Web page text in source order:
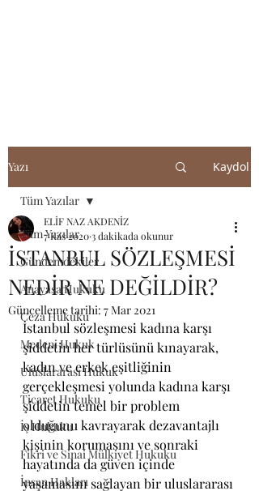
Yazı Kaydol
Tüm Yazılar
Gündemdekiler
Anayasa Hukuku
Ceza Hukuku
Medeni Hukuk
Uluslararası Hukuk
Ticaret Hukuku
İş Hukuku
Fikri ve Sinai Mülkiyet Hukuku
İnsan Hakları
Tüm Yazılar
İSTANBUL SÖZLEŞMESİ
NEDİR NE DEĞİLDİR?
ELİF NAZ AKDENİZ
7 Kas 20203 dakikada okunur
Güncelleme tarihi: 7 Mar 2021
İstanbul sözleşmesi kadına karşı
şiddetin her türlüsünü kınayarak,
kadın ve erkek eşitliğinin
gerçekleşmesi yolunda kadına karşı
şiddetin temel bir problem
olduğunu kavrayarak dezavantajlı
kişinin korumasını ve sonraki
hayatında da güven içinde
yaşamasını sağlayan bir uluslararası